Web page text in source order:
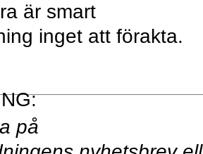
är smart
inget att förakta.
på